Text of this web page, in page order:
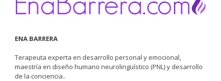
ENA BARRERA
Terapeuta experta en desarrollo personal y emocional,
maestría en diseño humano neurolingüístico (PNL) y desarrollo
de la conciencia..